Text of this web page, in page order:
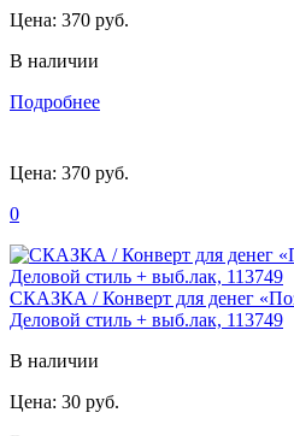
Цена: 370 руб.
В наличии
Подробнее
Цена: 370 руб.
0
СКАЗКА / Конверт для денег
Деловой стиль + выб.лак, 113749
В наличии
Цена: 30 руб.